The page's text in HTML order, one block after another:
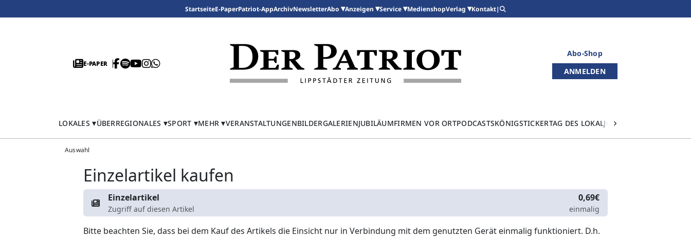
StartseiteE-PaperPatriot-AppArchivNewsletterAbo Anzeigen Service MedienshopVerlag Kontakt|
E-PAPER
Abo-Shop
ANMELDEN
LOKALES ÜBERREGIONALES SPORT MEHR VERANSTALTUNGENBILDERGALERIENJUBILÄUMFIRMEN VOR ORTPODCASTSKÖNIGSTICKERTAG DES LOKALJOURNALISMUS
Auswahl
Einzelartikel kaufen
Einzelartikel
Zugriff auf diesen Artikel
0,69€
einmalig
Bitte beachten Sie, dass bei dem Kauf des Artikels die Einsicht nur in Verbindung mit dem genutzten Gerät einmalig funktioniert. D.h.